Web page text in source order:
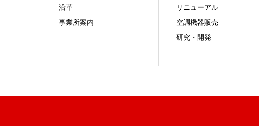
沿革
事業所案内
リニューアル
空調機器販売
研究・開発